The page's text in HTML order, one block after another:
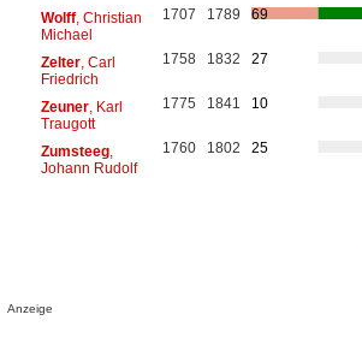
Wolff, Christian
Michael
1707 1789 69
Zelter, Carl
Friedrich
1758 1832 27
Zeuner, Karl
Traugott
1775 1841 10
Zumsteeg,
Johann Rudolf
1760 1802 25
Anzeige